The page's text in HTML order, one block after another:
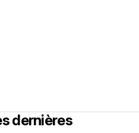
dernières